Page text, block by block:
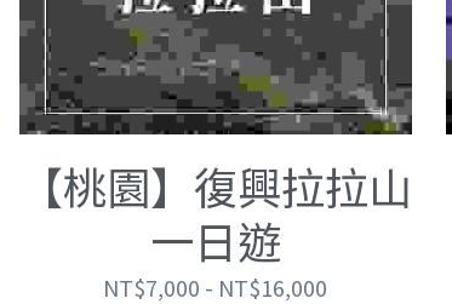
【桃園】復興拉拉山
一日遊
NT$7,000 - NT$16,000